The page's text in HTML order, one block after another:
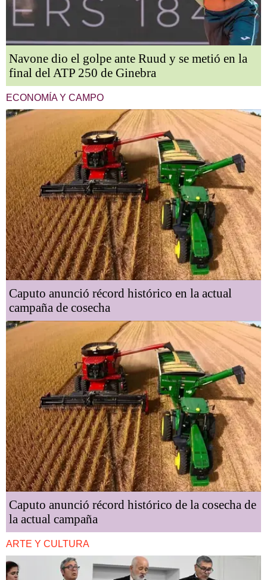
Navone dio el golpe ante Ruud y se metió en la
final del ATP 250 de Ginebra
ECONOMÍA Y CAMPO
Caputo anunció récord histórico en la actual
campaña de cosecha
Caputo anunció récord histórico de la cosecha de
la actual campaña
ARTE Y CULTURA